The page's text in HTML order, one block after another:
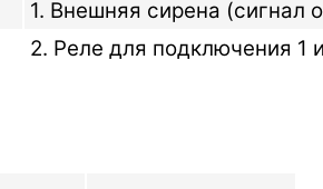
1. Внешняя сирена (сигнал
2. Реле для подключения 1